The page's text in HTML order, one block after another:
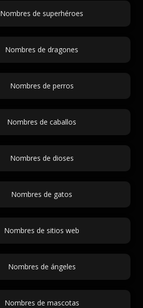
Nombres de superhéroes
Nombres de dragones
Nombres de perros
Nombres de caballos
Nombres de dioses
Nombres de gatos
Nombres de sitios web
Nombres de ángeles
Nombres de mascotas